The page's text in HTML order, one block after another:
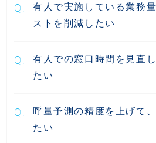
有人で実施している業務
ストを削減したい
有人での窓口時間を見直
たい
呼量予測の精度を上げて
たい